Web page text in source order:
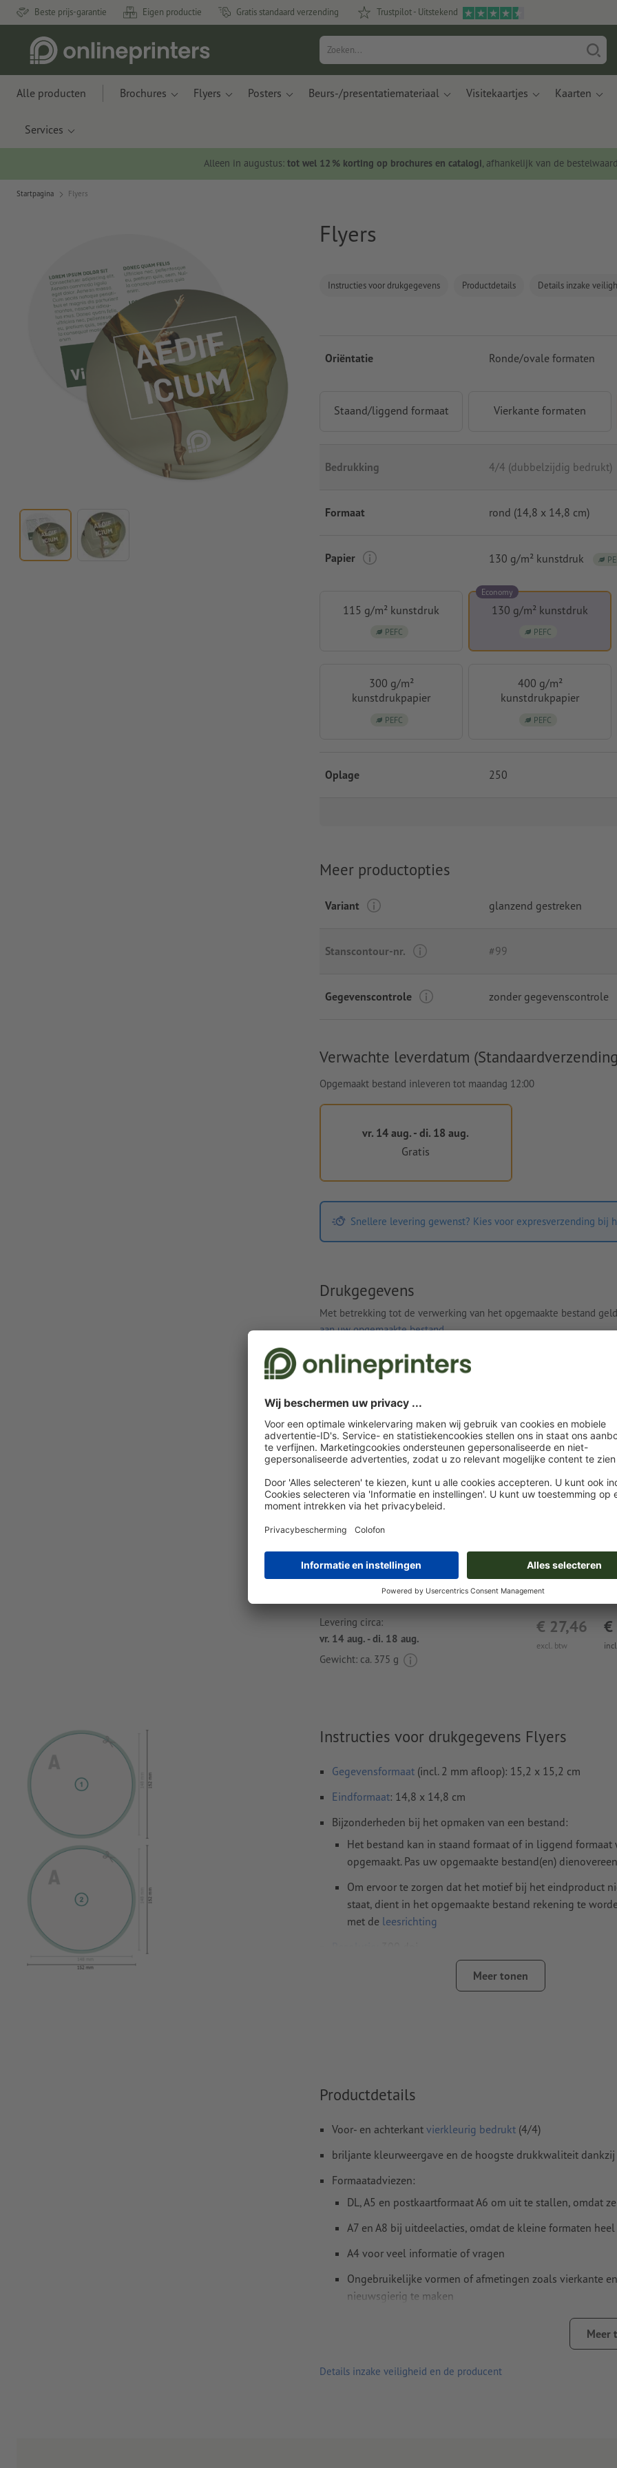
Beste prijs-garantie Eigen productie Gratis standaard verzending Trustpilot - Uitstekend
Alle producten Brochures Flyers Posters Beurs-/presentatiemateriaal Visitekaartjes Kaarten
Services
Alleen in augustus: tot wel 12 % korting op brochures en catalogi, afhankelijk van de
Startpagina Flyers
Flyers
Instructies voor drukgegevens Productdetails Details inzake
Oriëntatie Ronde/ovale formaten
Staand/liggend formaat Vierkante formaten
Bedrukking 4/4 (dubbelzijdig bedrukt)
Formaat rond (14,8 x 14,8 cm)
Papier 130 g/m² kunstdruk
115 g/m² kunstdruk
PEFC
130 g/m² kunstdruk
PEFC
Economy
300 g/m²
kunstdrukpapier
PEFC
400 g/m²
kunstdrukpapier
PEFC
Oplage 250
Meer productopties
Variant glanzend gestreken
Stanscontour-nr. #99
Gegevenscontrole zonder gegevenscontrole
Verwachte leverdatum
Opgemaakt bestand inleveren tot maandag 12:00
vr. 14 aug. - di. 18 aug.
Gratis
Snellere levering gewenst? Kies voor expresverzending bij
Drukgegevens
Met betrekking tot de verwerking van het opgemaakte bestand
aan uw opgemaakte bestand
Eigen opgemaakte bestanden
U kunt uw opgemaakte bestanden vóór of na aankoop
uploaden.
excl. btw
€ 27,46 €
Levering circa:
vr. 14 aug. - di. 18 aug.
Gewicht: ca. 375 g
Instructies voor drukgegevens Flyers
Gegevensformaat (incl. 2 mm afloop): 15,2 x 15,2 cm
Eindformaat: 14,8 x 14,8 cm
Bijzonderheden bij het opmaken van een bestand:
Het bestand kan in staand formaat of in liggend formaat
opgemaakt. Pas uw opgemaakte bestand(en)
Om ervoor te zorgen dat het motief bij het eindproduct
staat, dient in het opgemaakte bestand rekening te
met de leesrichting
aanhouden, belangrijke informatie
4 mm afstand ten opzichte van het eindformaat
Commentarenworden verwijderd en niet afgedrukt
Inhoud vanformulierveldenworden mee afgedrukt
Hoe maak ik afdrukgegevens correct?
Meer tonen
Productdetails
Voor- en achterkant vierkleurig bedrukt (4/4)
briljante kleurweergave en de hoogste drukkwaliteit dankzij
Formaatadviezen:
DL, A5 en postkaartformaat A6 om uit te stallen, omdat
A7 en A8 bij uitdeelacties, omdat de kleine formaten
A4 voor veel informatie of vragen
Ongebruikelijke vormen of afmetingen zoals vierkante
nieuwsgierig te maken
Des te hoger het gramsgewicht, des te beter zijn de
helpt u
Ontdek onzeflyers met veredelingof onze
Meer
Details inzake veiligheid en de producent